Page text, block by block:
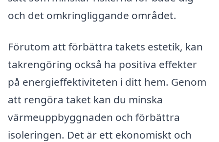
och det omkringliggande området.
Förutom att förbättra takets estetik, kan
takrengöring också ha positiva effekter
på energieffektiviteten i ditt hem. Genom
att rengöra taket kan du minska
värmeuppbyggnaden och förbättra
isoleringen. Det är ett ekonomiskt och